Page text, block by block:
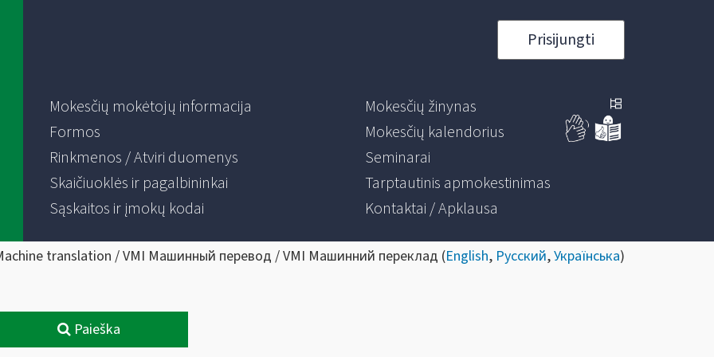
Prisijungti
Mokesčių mokėtojų informacija
Formos
Rinkmenos / Atviri duomenys
Skaičiuoklės ir pagalbininkai
Sąskaitos ir įmokų kodai
Mokesčių žinynas
Mokesčių kalendorius
Seminarai
Tarptautinis apmokestinimas
Kontaktai / Apklausa
translation / VMI Машинный перевод / VMI Машинний переклад (English, Русский,Українська)
Paieška